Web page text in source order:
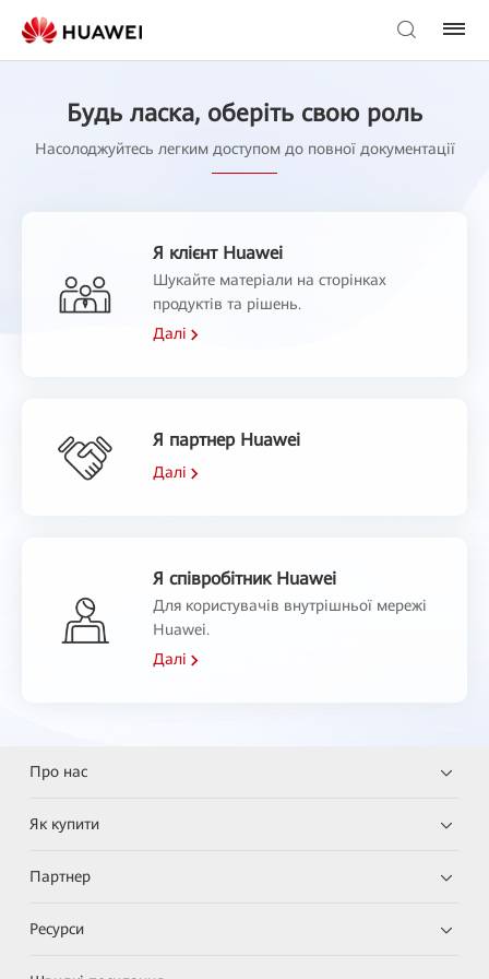
Будь ласка, оберіть свою роль
Насолоджуйтесь легким доступом до повної документації
Я клієнт Huawei
Шукайте матеріали на сторінках
продуктів та рішень.
Далі
Я партнер Huawei
Далі
Я співробітник Huawei
Для користувачів внутрішньої мережі
Huawei.
Далі
Про нас
Як купити
Партнер
Ресурси